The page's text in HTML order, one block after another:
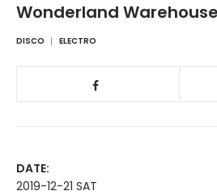
Wonderland
DISCO ELECTRO
DATE:
2019-12-21 SAT